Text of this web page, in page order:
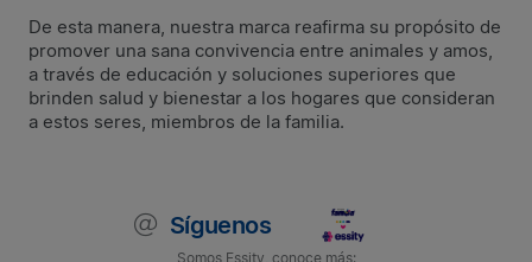
De esta manera, nuestra marca reafirma su propósito de
promover una sana convivencia entre animales y amos,
a través de educación y soluciones superiores que
brinden salud y bienestar a los hogares que consideran
a estos seres, miembros de la familia.
Síguenos
Somos Essity, conoce más: